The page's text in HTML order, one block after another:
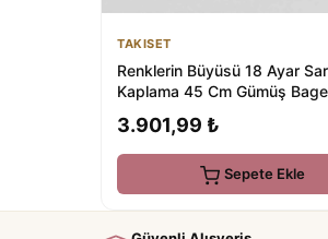
TAKISET
Renklerin Büyüsü 18 Ayar
Kaplama 45 Cm Gümüş
3.901,99 ₺
Sepete Ekle